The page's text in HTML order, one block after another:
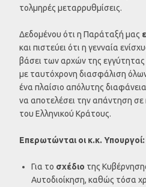
τολμηρές μεταρρυθμίσεις.
Δεδομένου ότι η Παράταξή μας
και πιστεύει ότι η γενναία
βάσει των αρχών της εγγύτητας
με ταυτόχρονη διασφάλιση
ένα πλαίσιο απόλυτης
να αποτελέσει την απάντηση σε
του Ελληνικού Κράτους.
Επερωτώνται οι κ.κ. Υπουργοί:
Για το σχέδιο της
Αυτοδιοίκηση, καθώς τόσα